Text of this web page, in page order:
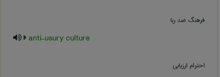
فرهنگ ضد ربا
anti-usury culture
احترام ارزیابی